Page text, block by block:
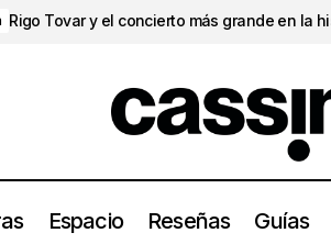
Rigo Tovar y el concierto más grande en la
Espacio Reseñas Guías